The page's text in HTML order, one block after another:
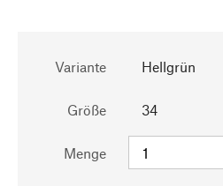
Variante Hellgrün
Größe 34
Menge